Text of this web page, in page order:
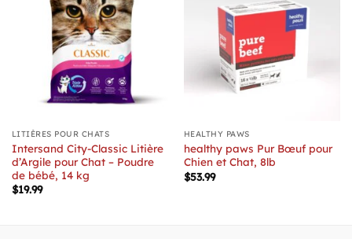
LITIÈRES POUR CHATS
Intersand City-Classic Litière
d’Argile pour Chat – Poudre
de bébé, 14 kg
$19.99
HEALTHY PAWS
healthy paws Pur Bœuf pour
Chien et Chat, 8lb
$53.99